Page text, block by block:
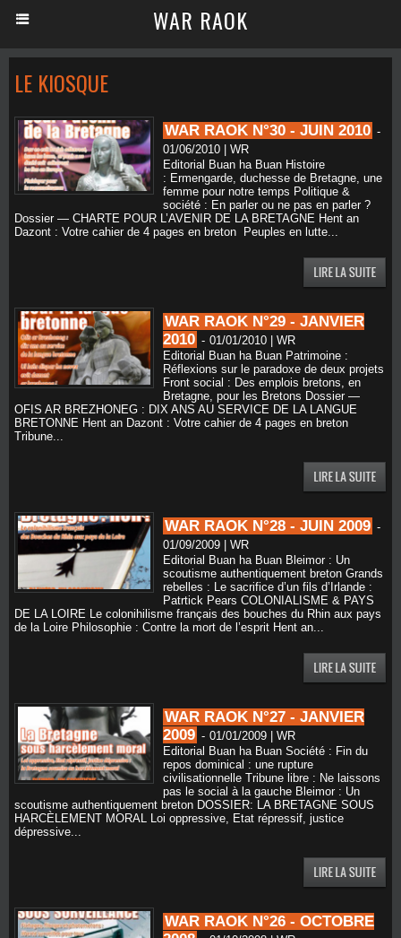
WAR RAOK
LE KIOSQUE
WAR RAOK N°30 - JUIN 2010 -
01/06/2010 | WR
Editorial Buan ha Buan Histoire
: Ermengarde, duchesse de Bretagne, une
femme pour notre temps Politique &
société : En parler ou ne pas en parler ?
Dossier — CHARTE POUR L’AVENIR DE LA BRETAGNE Hent an
Dazont : Votre cahier de 4 pages en breton Peuples en lutte...
WAR RAOK N°29 - JANVIER
2010 - 01/01/2010 | WR
Editorial Buan ha Buan Patrimoine :
Réflexions sur le paradoxe de deux projets
Front social : Des emplois bretons, en
Bretagne, pour les Bretons Dossier —
OFIS AR BREZHONEG : DIX ANS AU SERVICE DE LA LANGUE
BRETONNE Hent an Dazont : Votre cahier de 4 pages en breton
Tribune...
WAR RAOK N°28 - JUIN 2009 -
01/09/2009 | WR
Editorial Buan ha Buan Bleimor : Un
scoutisme authentiquement breton Grands
rebelles : Le sacrifice d’un fils d’Irlande :
Patrtick Pears COLONIALISME & PAYS
DE LA LOIRE Le colonihilisme français des bouches du Rhin aux pays
de la Loire Philosophie : Contre la mort de l’esprit Hent an...
WAR RAOK N°27 - JANVIER
2009 - 01/01/2009 | WR
Editorial Buan ha Buan Société : Fin du
repos dominical : une rupture
civilisationnelle Tribune libre : Ne laissons
pas le social à la gauche Bleimor : Un
scoutisme authentiquement breton DOSSIER: LA BRETAGNE SOUS
HARCÈLEMENT MORAL Loi oppressive, Etat répressif, justice
dépressive...
WAR RAOK N°26 - OCTOBRE